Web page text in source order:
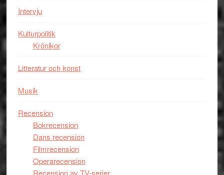
imponerande
Intervju
Kulturpolitik
Krönikor
Litteratur och konst
Musik
Recension
Bokrecension
Dans recension
Filmrecension
Operarecension
Recension av TV-serier